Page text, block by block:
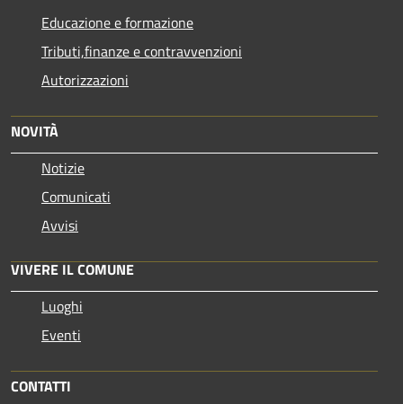
Educazione e formazione
Tributi,finanze e contravvenzioni
Autorizzazioni
NOVITÀ
Notizie
Comunicati
Avvisi
VIVERE IL COMUNE
Luoghi
Eventi
CONTATTI